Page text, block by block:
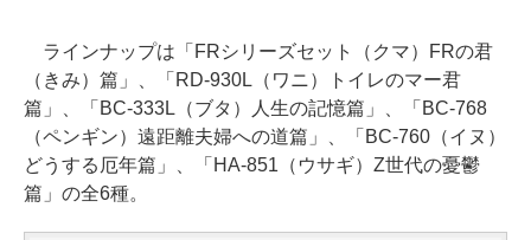
ラインナップは「FRシリーズセット（クマ）FRの君
（きみ）篇」、「RD-930L（ワニ）トイレのマー君
篇」、「BC-333L（ブタ）人生の記憶篇」、「BC-768
（ペンギン）遠距離夫婦への道篇」、「BC-760（イヌ）
どうする厄年篇」、「HA-851（ウサギ）Z世代の憂鬱
篇」の全6種。